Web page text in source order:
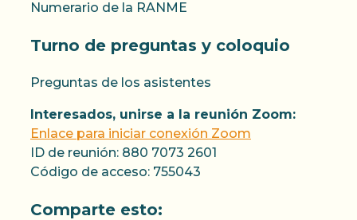
Numerario de la RANME
Turno de preguntas y coloquio
Preguntas de los asistentes
Interesados, unirse a la reunión Zoom:
Enlace para iniciar conexión Zoom
ID de reunión: 880 7073 2601
Código de acceso: 755043
Comparte esto: